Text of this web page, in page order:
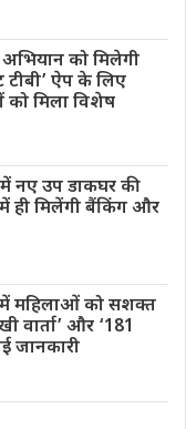
अभियान को मिलेगी
ऐप के लिए
को मिला विशेष
में नए उप डाकघर की
मिलेंगी बैंकिंग और
में महिलाओं को सशक्त
वार्ता’ और ‘181
जानकारी